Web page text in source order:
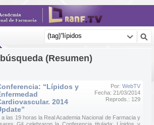
(Resumen)
Por: WebTV
Fecha: 21/03/2014
Reprods.: 129
“Lípidos y
2014
las 19 horas la Real Academia Nacional de Farmacia y